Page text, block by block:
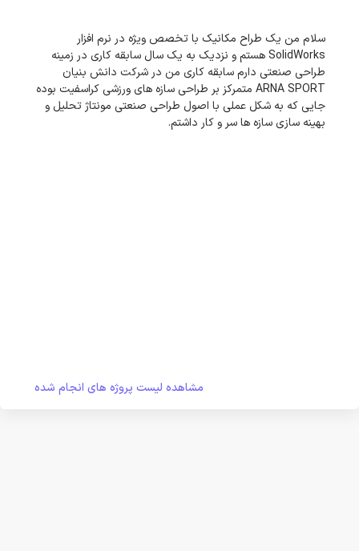
سلام من یک طراح مکانیک با تخصص ویژه در نرم افزار
SolidWorks هستم و نزدیک به یک سال سابقه کاری در زمینه
طراحی صنعتی دارم سابقه کاری من در شرکت دانش بنیان
ARNA SPORT متمرکز بر طراحی سازه های ورزشی کراسفیت بوده
جایی که به شکل عملی با اصول طراحی صنعتی مونتاژ تحلیل و
بهینه سازی سازه ها سر و کار داشتم.
مشاهده لیست پروژه های انجام شده